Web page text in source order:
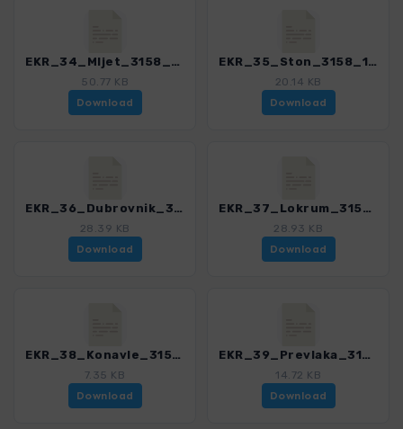
EKR_34_Mljet_3158_1.gpx
50.77 KB
Download
EKR_35_Ston_3158_1.gpx
20.14 KB
Download
EKR_36_Dubrovnik_3158_1.gpx
28.39 KB
Download
EKR_37_Lokrum_3158_1.gpx
28.93 KB
Download
EKR_38_Konavle_3158_1.gpx
7.35 KB
Download
EKR_39_Prevlaka_3158_1.gpx
14.72 KB
Download